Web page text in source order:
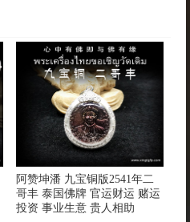
阿赞坤潘 九宝铜版2541年二
哥丰 泰国佛牌 官运财运 赌运
投资 事业生意 贵人相助